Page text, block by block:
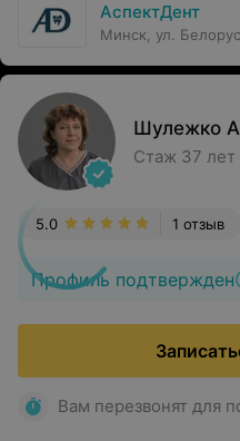
АспектДент
Минск, ул.
Шулежко
Стаж 37
Профиль подтвержден
1 отзыв
5.0
Вам перезвонят для